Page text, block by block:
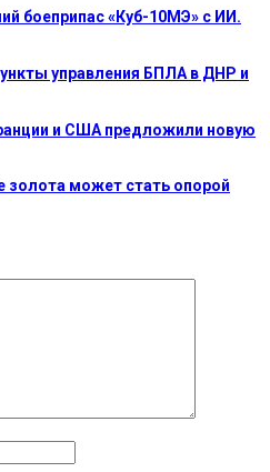
боеприпас «Куб-10МЭ» с ИИ.
управления БПЛА в ДНР и
и США предложили новую
золота может стать опорой